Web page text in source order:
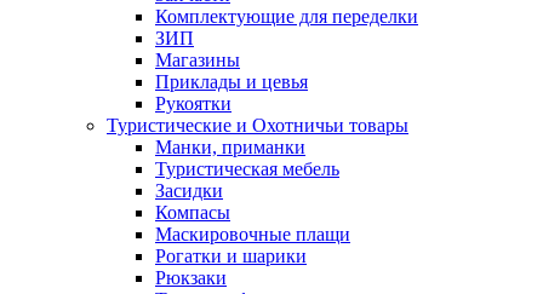
Комплектующие для переделки
ЗИП
Магазины
Приклады и цевья
Рукоятки
Туристические и Охотничьи товары
Манки, приманки
Туристическая мебель
Засидки
Компасы
Маскировочные плащи
Рогатки и шарики
Рюкзаки